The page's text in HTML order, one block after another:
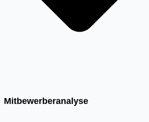
Mitbewerberanalyse